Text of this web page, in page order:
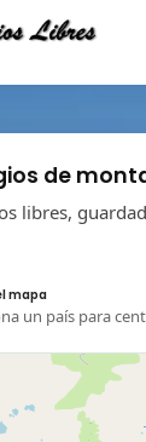
de
libres,
mapa
un país para